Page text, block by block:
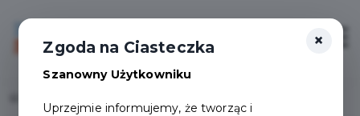
Login/Rejestracja ×
Zgoda na Ciasteczka
Szanowny Użytkowniku
Uprzejmie informujemy, że tworząc i